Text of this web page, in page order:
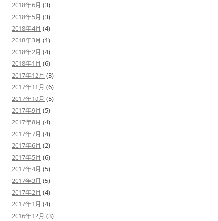
2018年6月 (3)
2018年5月 (3)
2018年4月 (4)
2018年3月 (1)
2018年2月 (4)
2018年1月 (6)
2017年12月 (3)
2017年11月 (6)
2017年10月 (5)
2017年9月 (5)
2017年8月 (4)
2017年7月 (4)
2017年6月 (2)
2017年5月 (6)
2017年4月 (5)
2017年3月 (5)
2017年2月 (4)
2017年1月 (4)
2016年12月 (3)